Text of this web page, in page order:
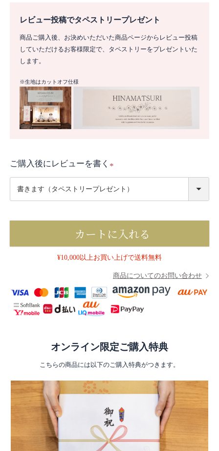
レビュー投稿でタペストリープレゼント
商品ご購入後、お決めいただいた商品ページからレビュー投稿
していただけるお客様限定で、タペストリーをプレゼントいた
します。
※生地はカットオフ仕様
ご購入後にレビューを書く
カートに入れる
¥10,000以上お買い上げで送料無料
商品についてのお問い合わせ
オンライン限定ご購入特典
こちらの商品には以下のご購入特典がつきます。